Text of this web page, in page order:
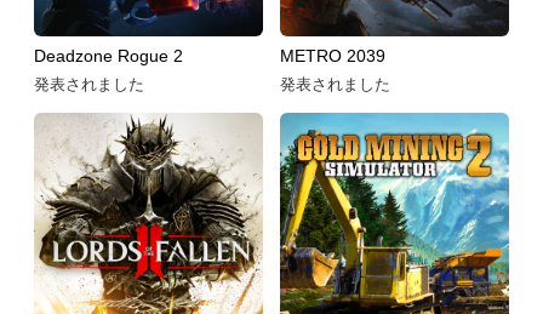
Deadzone Rogue 2
発表されました
METRO 2039
発表されました